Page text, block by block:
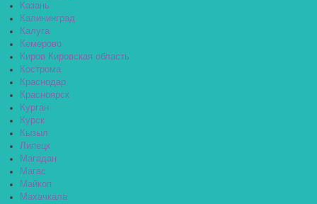
Казань
Калининград
Калуга
Кемерово
Киров Кировская область
Кострома
Краснодар
Красноярск
Курган
Курск
Кызыл
Липецк
Магадан
Магас
Майкоп
Махачкала